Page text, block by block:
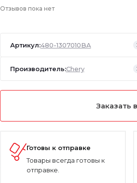
Отзывов пока нет
Артикул:480-1307010BA
Производитель:Chery
Заказать
Готовы к отправке
Товары всегда готовы к
отправке.